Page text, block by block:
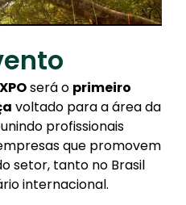
será o primeiro
voltado para a área da
profissionais
que promovem
setor, tanto no Brasil
internacional.